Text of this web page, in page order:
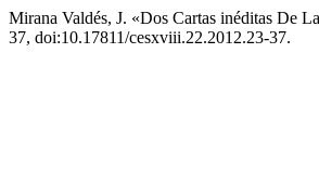
Mirana Valdés, J. «Dos Cartas inéditas De
37, doi:10.17811/cesxviii.22.2012.23-37.